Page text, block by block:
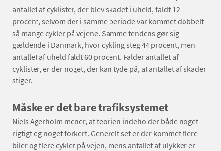
antallet af cyklister, der blev skadet i uheld, faldt 12
procent, selvom der i samme periode var kommet dobbelt
så mange cykler på vejene. Samme tendens gør sig
gældende i Danmark, hvor cykling steg 44 procent, men
antallet af uheld faldt 60 procent. Falder antallet af
cyklister, er der noget, der kan tyde på, at antallet af skader
stiger.
Måske er det bare trafiksystemet
Niels Agerholm mener, at teorien indeholder både noget
rigtigt og noget forkert. Generelt set er der kommet flere
biler og flere cykler på vejen, mens antallet af ulykker er